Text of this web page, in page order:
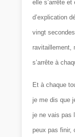
elle s’arrête
d’explication
vingt
ravitaillement,
s’arrête à
Et à chaque
je me dis que
je ne vais pas
peux pas finir,